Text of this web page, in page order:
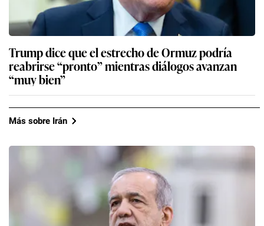
Trump dice que el estrecho de Ormuz podría
reabrirse “pronto” mientras diálogos avanzan
“muy bien”
Más sobre Irán